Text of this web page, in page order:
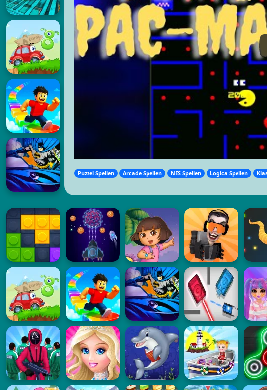
Puzzel Spellen Arcade Spellen NES Spellen Logica Spellen